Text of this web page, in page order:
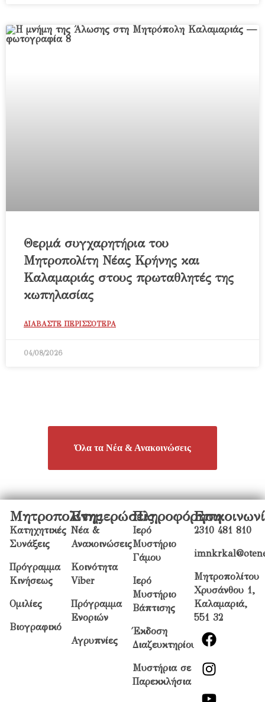
Θερμά συγχαρητήρια του
Μητροπολίτη Νέας Κρήνης και
Καλαμαριάς στους πρωταθλητές της
κωπηλασίας
ΔΙΑΒΑΣΤΕ ΠΕΡΙΣΣΟΤΕΡΑ
04/08/2026
Όλα τα Νέα & Ανακοινώσεις
Μητροπολίτης
Κατηχητικές
Συνάξεις
Πρόγραμμα
Κινήσεως
Ομιλίες
Βιογραφικό
Ενημερώσεις
Νέα &
Ανακοινώσεις
Κοινότητα
Viber
Πρόγραμμα
Ενοριών
Αγρυπνίες
Πληροφόρηση
Ιερό
Μυστήριο
Γάμου
Ιερό
Μυστήριο
Βάπτισης
Έκδοση
Διαζευκτηρίου
Μυστήρια σε
Παρεκκλήσια
2310 481 810
Μητροπολίτου
Χρυσάνθου 1,
Καλαμαριά,
551 32